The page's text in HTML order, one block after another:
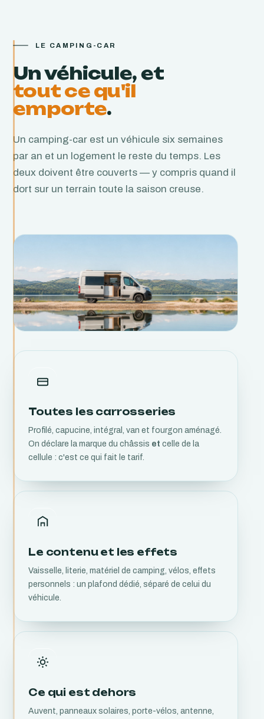
LE CAMPING-CAR
Un véhicule, et
tout ce qu'il
emporte.
Un camping-car est un véhicule six semaines
par an et un logement le reste du temps. Les
deux doivent être couverts — y compris quand il
dort sur un terrain toute la saison creuse.
Toutes les carrosseries
Profilé, capucine, intégral, van et fourgon aménagé.
On déclare la marque du châssis et celle de la
cellule : c'est ce qui fait le tarif.
Le contenu et les effets
Vaisselle, literie, matériel de camping, vélos, effets
personnels : un plafond dédié, séparé de celui du
véhicule.
Ce qui est dehors
Auvent, panneaux solaires, porte-vélos, antenne,